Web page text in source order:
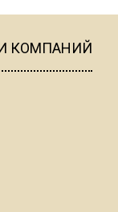
КОМПАНИЙ